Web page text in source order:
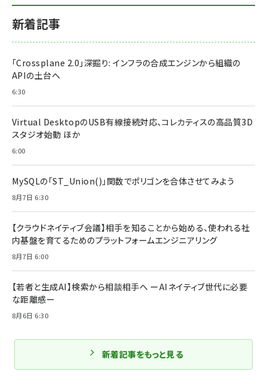
新着記事
「Crossplane 2.0」深掘り: インフラの合成エンジンから組織の
APIの土台へ
6:30
Virtual DesktopのUSB有線接続対応、コレカティスの高品質3D
スタジオ始動 ほか
6:00
MySQLの「ST_Union()」関数でポリゴンを合体させてみよう
8月7日 6:30
【クラウドネイティブ会議】相手を知ることから始める、使われる社
内基盤を育てるためのプラットフォームエンジニアリング
8月7日 6:00
【若者と生成AI】検索から相談相手へ ーAIネイティブ世代に必要
な距離感ー
8月6日 6:30
新着記事をもっと見る